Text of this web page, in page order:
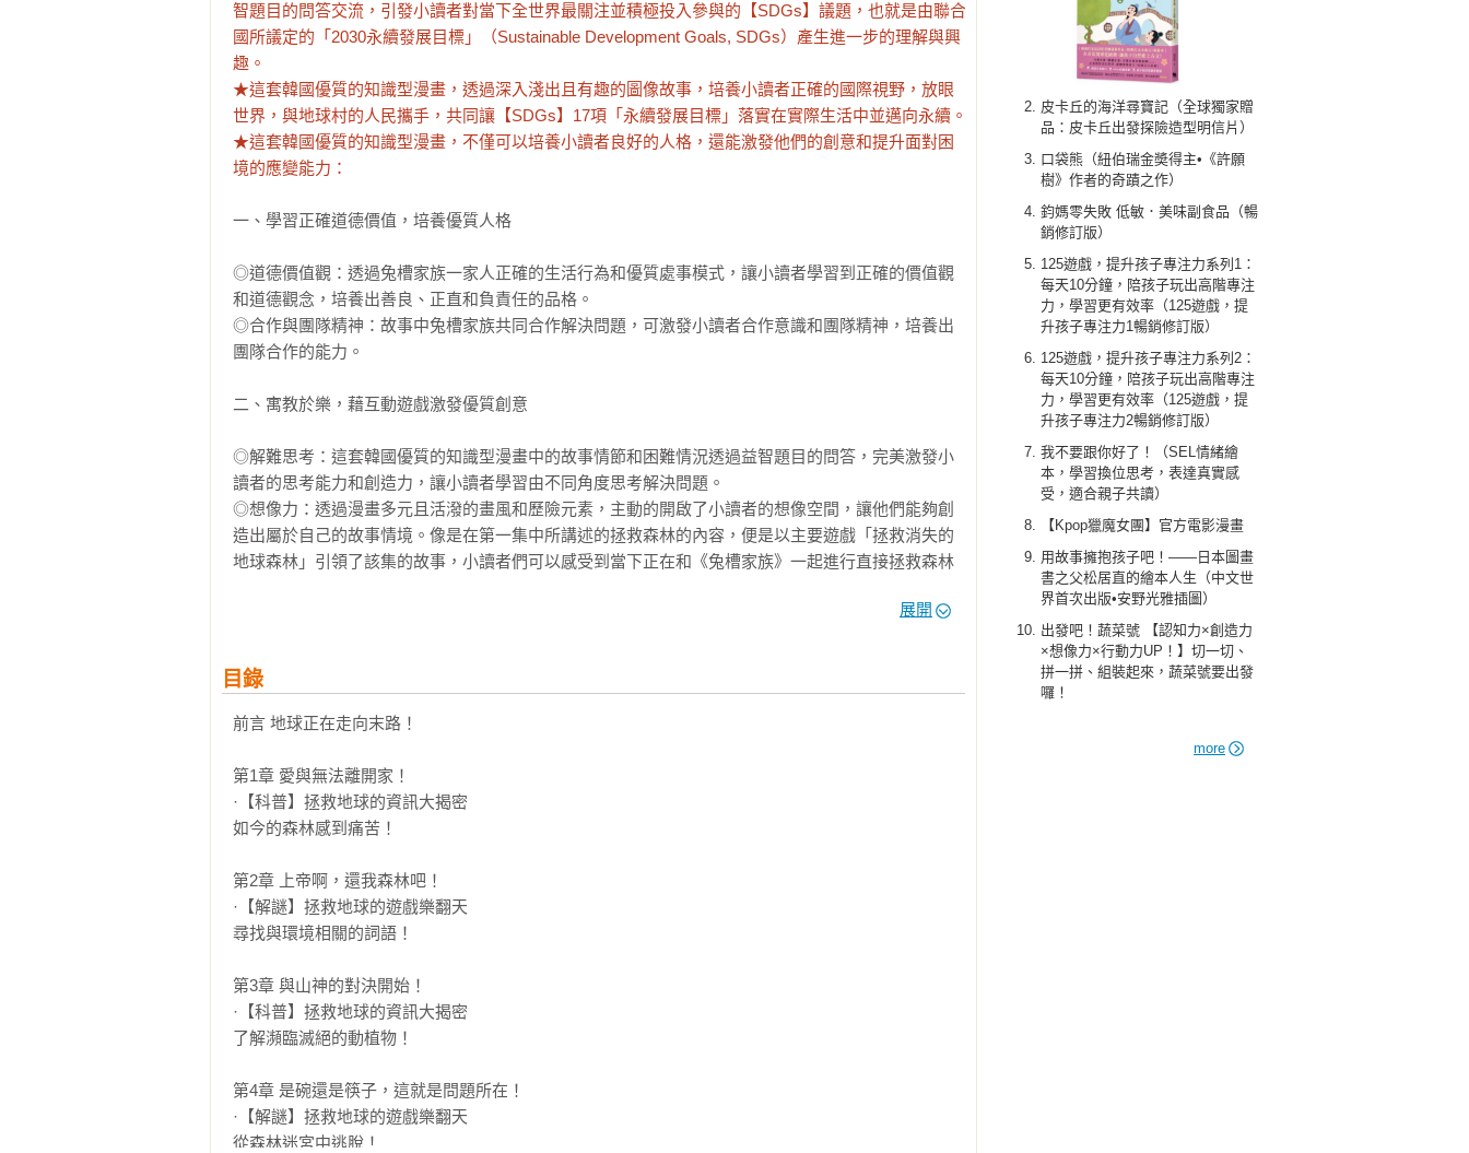
皮卡丘的海洋尋寶記（全球獨家贈
品：皮卡丘出發探險造型明信片）
口袋熊（紐伯瑞金奬得主•《許願
樹》作者的奇蹟之作）
鈞媽零失敗 低敏．美味副食品（暢
銷修訂版）
125遊戲，提升孩子專注力系列1：
每天10分鐘，陪孩子玩出高階專注
力，學習更有效率（125遊戲，提
升孩子專注力1暢銷修訂版）
125遊戲，提升孩子專注力系列2：
每天10分鐘，陪孩子玩出高階專注
力，學習更有效率（125遊戲，提
升孩子專注力2暢銷修訂版）
我不要跟你好了！（SEL情緒繪
本，學習換位思考，表達真實感
受，適合親子共讀）
【Kpop獵魔女團】官方電影漫畫
用故事擁抱孩子吧！——日本圖畫
書之父松居直的繪本人生（中文世
界首次出版•安野光雅插圖）
出發吧！蔬菜號 【認知力×創造力
×想像力×行動力UP！】切一切、
拼一拼、組裝起來，蔬菜號要出發
囉！
more
智題目的問答交流，引發小讀者對當下全世界最關注並積極投入參與的【SDGs】議題，也就是由聯合
國所議定的「2030永續發展目標」（Sustainable Development Goals, SDGs）產生進一步的理解與興
趣。
★這套韓國優質的知識型漫畫，透過深入淺出且有趣的圖像故事，培養小讀者正確的國際視野，放眼
世界，與地球村的人民攜手，共同讓【SDGs】17項「永續發展目標」落實在實際生活中並邁向永續。
★這套韓國優質的知識型漫畫，不僅可以培養小讀者良好的人格，還能激發他們的創意和提升面對困
境的應變能力：
一、學習正確道德價值，培養優質人格
◎道德價值觀：透過兔槽家族一家人正確的生活行為和優質處事模式，讓小讀者學習到正確的價值觀
和道德觀念，培養出善良、正直和負責任的品格。
◎合作與團隊精神：故事中兔槽家族共同合作解決問題，可激發小讀者合作意識和團隊精神，培養出
團隊合作的能力。
二、寓教於樂，藉互動遊戲激發優質創意
◎解難思考：這套韓國優質的知識型漫畫中的故事情節和困難情況透過益智題目的問答，完美激發小
讀者的思考能力和創造力，讓小讀者學習由不同角度思考解決問題。
◎想像力：透過漫畫多元且活潑的畫風和歷險元素，主動的開啟了小讀者的想像空間，讓他們能夠創
造出屬於自己的故事情境。像是在第一集中所講述的拯救森林的內容，便是以主要遊戲「拯救消失的
地球森林」引領了該集的故事，小讀者們可以感受到當下正在和《兔槽家族》一起進行直接拯救森林
當今遊戲的樂趣。此外，還有可以和家人和朋友一起玩的7種「兔兒家遊戲」，可在閱讀結束後繼續使
動，兼具趣味性和教育性。
三、發現問題並提出解決辦法，啟發優質應變能力
◎挑戰與解決問題：這套韓國優質的知識型漫畫內容中的歷險挑戰和主角遭遇到的困境，告訴小讀者
學會面對困難時，不但要勇敢面對挑戰，更要進而積極尋找解決問題的方法。
◎堅韌與毅力：透過兔槽家族在面對困難時的堅韌和毅力，小讀者可以學會不輕易放棄，堅持到最
這套韓國優質的出版品不單是一套有趣的知識型漫畫，更是一部具教育性的豐沛教材，透過輕鬆閱讀
啟發小讀者的思考、培養正確價值觀、國際觀，全面提升小讀者多元能力。絕對是一套不可多得的優
【內容簡介】
一、關於《兔槽家族》
《兔槽家族》是一個在韓國YouTube平台上一個極具人氣的優質親子生活知識頻道：
www.youtube.com/@rabbitfam
展開
目錄
前言 地球正在走向末路！
第1章 愛與無法離開家！
·【科普】拯救地球的資訊大揭密
如今的森林感到痛苦！
第2章 上帝啊，還我森林吧！
·【解謎】拯救地球的遊戲樂翻天
尋找與環境相關的詞語！
第3章 與山神的對決開始！
·【科普】拯救地球的資訊大揭密
了解瀕臨滅絕的動植物！
第4章 是碗還是筷子，這就是問題所在！
·【解謎】拯救地球的遊戲樂翻天
從森林迷宮中逃脫！